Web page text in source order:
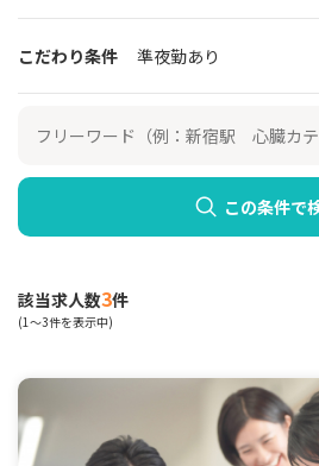
こだわり条件 準夜勤あり
この条件で
該当求人数3件
(1～3件を表示中)